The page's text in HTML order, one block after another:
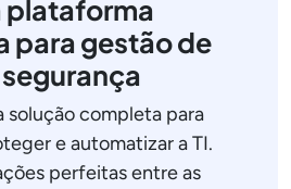
plataforma
para gestão de
segurança
solução completa para
e automatizar a TI.
perfeitas entre as